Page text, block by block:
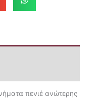
πενιέ ανώτερης